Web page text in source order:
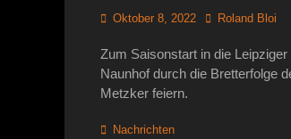
Posted
Oktober 8, 2022 AutorRoland Bloi
Zum Saisonstart in die
Naunhof durch die Bretterfolge
Metzker feiern.
Kategorien
Nachrichten